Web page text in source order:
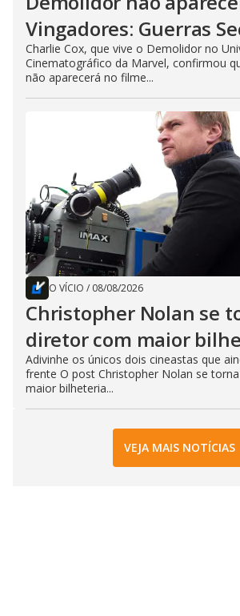
Vingadores: Guerras
Charlie Cox, que vive o Demolidor no
Cinematográfico da Marvel, confirmou
não aparecerá no filme...
O VÍCIO / 08/08/2026
Christopher Nolan se
diretor com maior
Adivinhe os únicos dois cineastas que
frente O post Christopher Nolan se
maior bilheteria...
VEJA MAIS NOTÍCIAS